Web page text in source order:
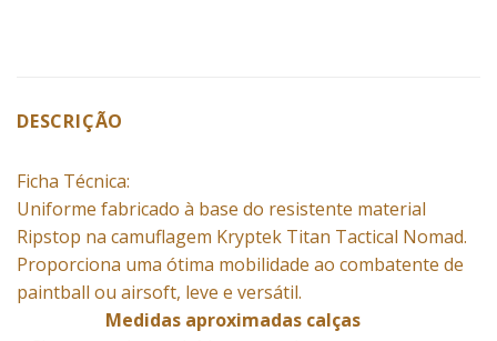
DESCRIÇÃO
Ficha Técnica:
Uniforme fabricado à base do resistente material
Ripstop na camuflagem Kryptek Titan Tactical Nomad.
Proporciona uma ótima mobilidade ao combatente de
paintball ou airsoft, leve e versátil.
Medidas aproximadas calças